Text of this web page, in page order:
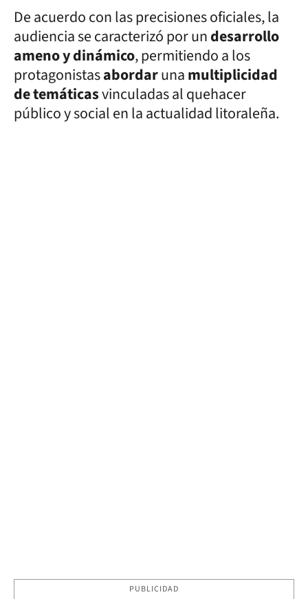
De acuerdo con las precisiones oficiales, la
audiencia se caracterizó por undesarrollo
ameno y dinámico, permitiendo a los
protagonistasabordarunamultiplicidad
de temáticasvinculadas al quehacer
público y social en la actualidad litoraleña.
PUBLICIDAD